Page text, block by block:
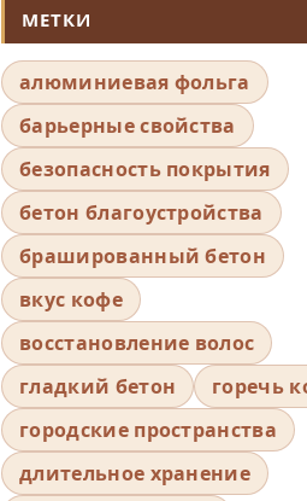
МЕТКИ
алюминиевая фольга
барьерные свойства
безопасность покрытия
бетон благоустройства
брашированный бетон
вкус кофе
восстановление волос
гладкий бетон
горечь
городские пространства
длительное хранение